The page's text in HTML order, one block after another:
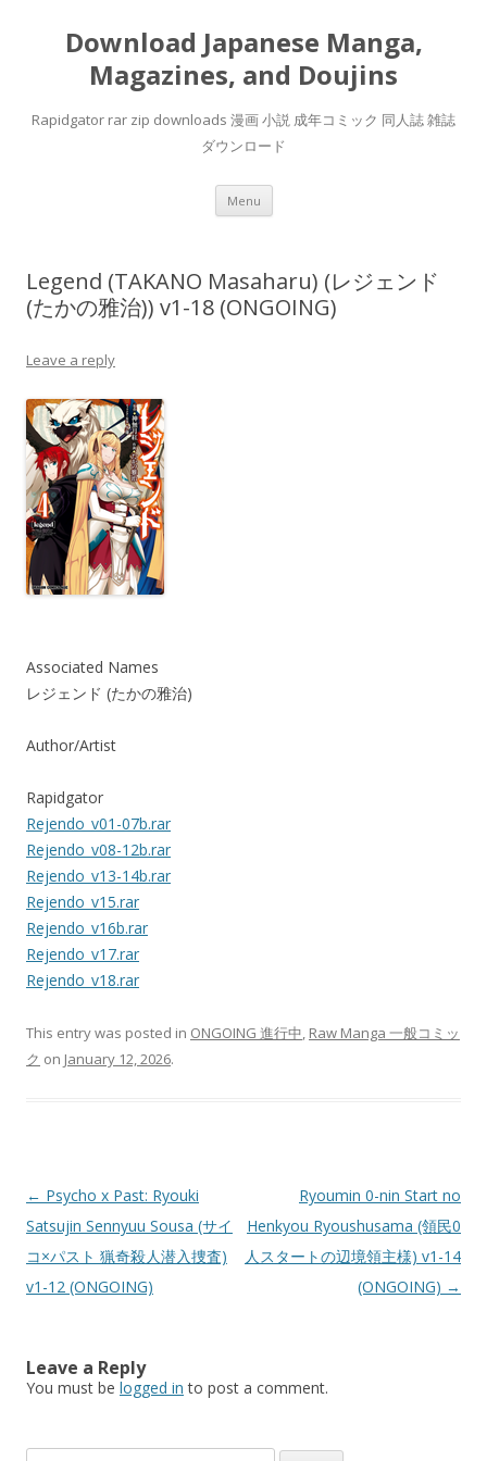
Download Japanese Manga,
Magazines, and Doujins
Rapidgator rar zip downloads 漫画 小説 成年コミック 同人誌 雑誌
ダウンロード
Menu Skip
content
Legend (TAKANO Masaharu) (レジェンド
(たかの雅治)) v1-18 (ONGOING)
Leave a reply
Associated Names
レジェンド (たかの雅治)
Author/Artist
Rapidgator
Rejendo_v01-07b.rar
Rejendo_v08-12b.rar
Rejendo_v13-14b.rar
Rejendo_v15.rar
Rejendo_v16b.rar
Rejendo_v17.rar
Rejendo_v18.rar
This entry was posted in ONGOING 進行中, Raw Manga 一般コミッ
ク on January 12, 2026.
Post
navigation
← Psycho x Past: Ryouki
Satsujin Sennyuu Sousa (サイ
コ×パスト 猟奇殺人潜入捜査)
v1-12 (ONGOING)
Ryoumin 0-nin Start no
Henkyou Ryoushusama (領民0
人スタートの辺境領主様) v1-14
(ONGOING) →
Leave a Reply
You must be logged in to post a comment.